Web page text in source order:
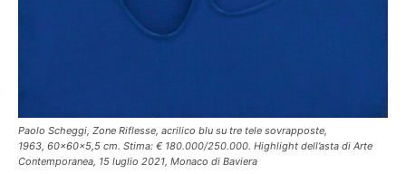
Paolo Scheggi, Zone Riflesse, acrilico blu su tre tele sovrapposte,
1963, 60x60x5,5 cm. Stima: € 180.000/250.000. Highlight dell’asta di Arte
Contemporanea, 15 luglio 2021, Monaco di Baviera